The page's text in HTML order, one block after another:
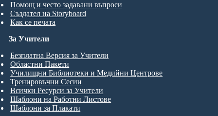
Помощ и често задавани въпроси
Създател на Storyboard
Как се печата
За Учители
Безплатна Версия за Учители
Областни Пакети
Училищни Библиотеки и Медийни Центрове
Тренировъчни Сесии
Всички Ресурси за Учители
Шаблони на Работни Листове
Шаблони за Плакати